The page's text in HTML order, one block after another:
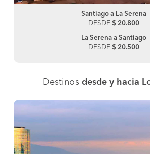
Santiago a La Serena
DESDE $ 20.800
La Serena a Santiago
DESDE $ 20.500
Destinos desde y hacia